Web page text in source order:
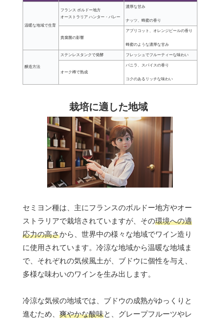
温暖な地域で生育
フランス ボルドー地方
オーストラリア ハンター・バレー
濃厚な甘み
ナッツ、蜂蜜の香り
貴腐菌の影響
アプリコット、オレンジピールの香り
蜂蜜のような濃厚な甘み
醸造方法
ステンレスタンクで発酵 フレッシュでフルーティーな味わい
オーク樽で熟成
バニラ、スパイスの香り
コクのあるリッチな味わい
栽培に適した地域
セミヨン種は、主にフランスのボルドー地方やオー
ストラリアで栽培されていますが、その環境への適
応力の高さから、世界中の様々な地域でワイン造り
に使用されています。冷涼な地域から温暖な地域ま
で、それぞれの気候風土が、ブドウに個性を与え、
多様な味わいのワインを生み出します。
冷涼な気候の地域では、ブドウの成熟がゆっくりと
進むため、 爽やかな酸味と、グレープフルーツやレ